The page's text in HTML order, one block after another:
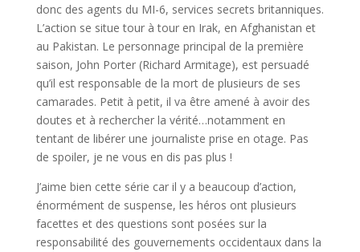
donc des agents du MI-6, services secrets britanniques.
L’action se situe tour à tour en Irak, en Afghanistan et
au Pakistan. Le personnage principal de la première
saison, John Porter (Richard Armitage), est persuadé
qu’il est responsable de la mort de plusieurs de ses
camarades. Petit à petit, il va être amené à avoir des
doutes et à rechercher la vérité…notamment en
tentant de libérer une journaliste prise en otage. Pas
de spoiler, je ne vous en dis pas plus !
J’aime bien cette série car il y a beaucoup d’action,
énormément de suspense, les héros ont plusieurs
facettes et des questions sont posées sur la
responsabilité des gouvernements occidentaux dans la